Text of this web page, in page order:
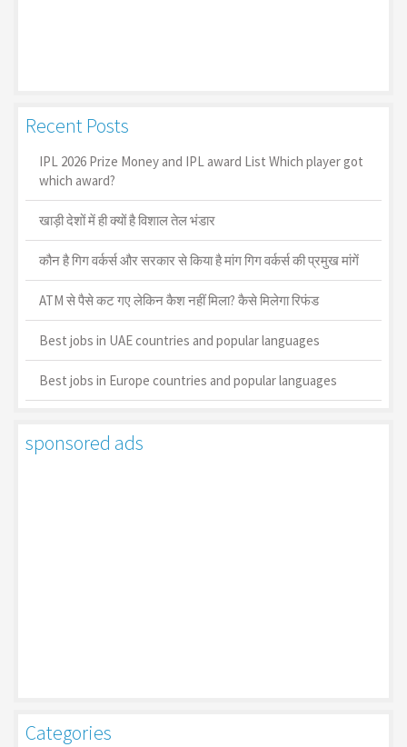
Recent Posts
IPL 2026 Prize Money and IPL award List Which player got
which award?
खाड़ी देशों में ही क्यों है व‍िशाल तेल भंडार
कौन है गिग वर्कर्स और सरकार से किया है मांग गिग वर्कर्स की प्रमुख मांगें
ATM से पैसे कट गए लेकिन कैश नहीं मिला? कैसे मिलेगा रिफंड
Best jobs in UAE countries and popular languages
Best jobs in Europe countries and popular languages
sponsored ads
Categories